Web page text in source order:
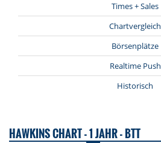
Times + Sales
Chartvergleich
Börsenplätze
Realtime Push
Historisch
HAWKINS CHART - 1 JAHR - BTT